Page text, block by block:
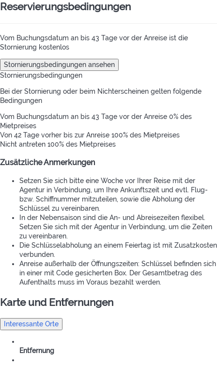
Reservierungsbedingungen
Vom Buchungsdatum an bis 43 Tage vor der Anreise ist die
Stornierung kostenlos
Stornierungsbedingungen ansehen
Stornierungsbedingungen
Bei der Stornierung oder beim Nichterscheinen gelten folgende
Bedingungen
Vom Buchungsdatum an bis 43 Tage vor der Anreise 0% des
Mietpreises
Von 42 Tage vorher bis zur Anreise 100% des Mietpreises
Nicht antreten 100% des Mietpreises
Zusätzliche Anmerkungen
Setzen Sie sich bitte eine Woche vor Ihrer Reise mit der
Agentur in Verbindung, um Ihre Ankunftszeit und evtl. Flug-
bzw. Schiffnummer mitzuteilen, sowie die Abholung der
Schlüssel zu vereinbaren.
In der Nebensaison sind die An- und Abreisezeiten flexibel.
Setzen Sie sich mit der Agentur in Verbindung, um die Zeiten
zu vereinbaren.
Die Schlüsselabholung an einem Feiertag ist mit Zusatzkosten
verbunden.
Anreise außerhalb der Öffnungszeiten: Schlüssel befinden sich
in einer mit Code gesicherten Box. Der Gesamtbetrag des
Aufenthalts muss im Voraus bezahlt werden.
Karte und Entfernungen
Interessante Orte
Entfernung